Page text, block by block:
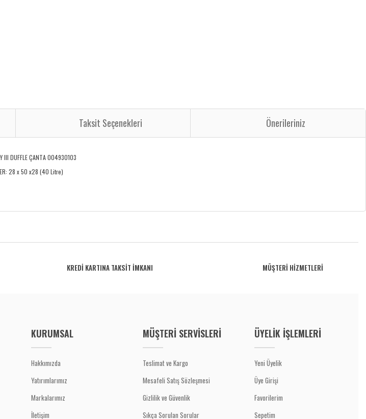
Taksit Seçenekleri Önerileriniz
III DUFFLE ÇANTA 004930103
28 x 50 x28 (40 Litre)
KREDİ KARTINA TAKSİT İMKANI MÜŞTERİ HİZMETLERİ
KURUMSAL
Hakkımızda
Yatırımlarımız
Markalarımız
İletişim
MÜŞTERİ SERVİSLERİ
Teslimat ve Kargo
Mesafeli Satış Sözleşmesi
Gizlilik ve Güvenlik
Sıkça Sorulan Sorular
ÜYELİK İŞLEMLERİ
Yeni Üyelik
Üye Girişi
Favorilerim
Sepetim